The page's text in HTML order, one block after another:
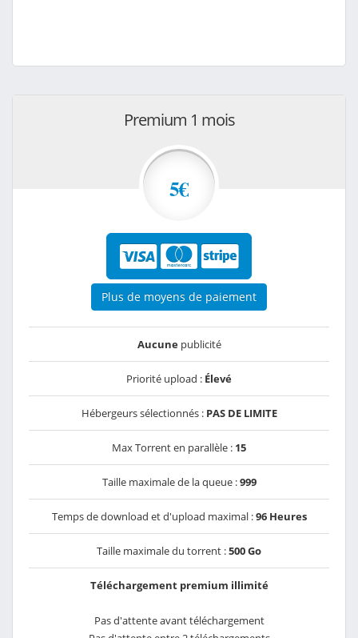
Premium 1 mois
5€
Plus de moyens de paiement
Aucunepublicité
Priorité upload : Élevé
Hébergeurs sélectionnés : PAS DE LIMITE
Max Torrent en parallèle : 15
Taille maximale de la queue :999
Temps de download et d'upload maximal :96 Heures
Taille maximale du torrent :500 Go
Téléchargement premium illimité
Pas d'attente avant téléchargement